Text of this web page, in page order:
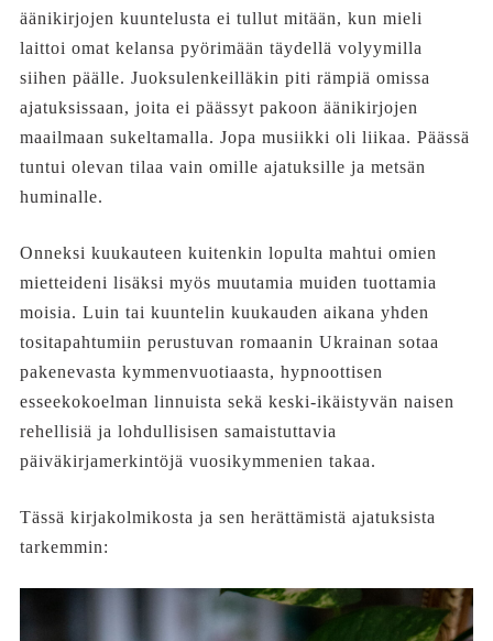
äänikirjojen kuuntelusta ei tullut mitään, kun mieli
laittoi omat kelansa pyörimään täydellä volyymilla
siihen päälle. Juoksulenkeilläkin piti rämpiä omissa
ajatuksissaan, joita ei päässyt pakoon äänikirjojen
maailmaan sukeltamalla. Jopa musiikki oli liikaa. Päässä
tuntui olevan tilaa vain omille ajatuksille ja metsän
huminalle.
Onneksi kuukauteen kuitenkin lopulta mahtui omien
mietteideni lisäksi myös muutamia muiden tuottamia
moisia. Luin tai kuuntelin kuukauden aikana yhden
tositapahtumiin perustuvan romaanin Ukrainan sotaa
pakenevasta kymmenvuotiaasta, hypnoottisen
esseekokoelman linnuista sekä keski-ikäistyvän naisen
rehellisiä ja lohdullisisen samaistuttavia
päiväkirjamerkintöjä vuosikymmenien takaa.
Tässä kirjakolmikosta ja sen herättämistä ajatuksista
tarkemmin: